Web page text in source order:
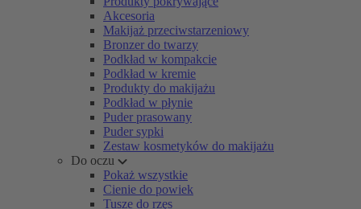
Akcesoria
Makijaż przeciwstarzeniowy
Bronzer do twarzy
Podkład w kompakcie
Podkład w kremie
Produkty do makijażu
Podkład w płynie
Puder prasowany
Puder sypki
Zestaw kosmetyków do makijażu
Do oczu
Pokaż wszystkie
Cienie do powiek
Tusze do rzęs